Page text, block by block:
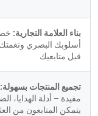
بناء العلامة التجارية:
قبل متابعيك
تجميع المنتجات بسهولة:
يتمكن المتابعون من